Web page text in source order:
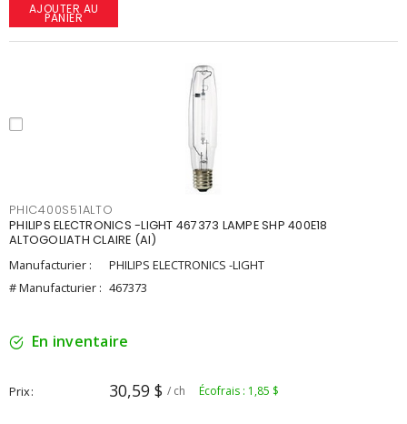
AJOUTER AU
PANIER
PHIC400S51ALTO
PHILIPS ELECTRONICS -LIGHT 467373 LAMPE SHP 400E18
ALTOGOLIATH CLAIRE (AI)
Manufacturier :
PHILIPS ELECTRONICS -LIGHT
# Manufacturier : 467373
En inventaire
Prix 30,59 $ / ch Écofrais : 1,85 $